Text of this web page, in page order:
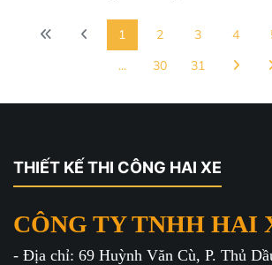
1 2 3 4
...
30 31
THIẾT KẾ THI CÔNG HAI XE
CÔNG TY TNHH HAI
- Địa chỉ: 69 Huỳnh Văn Cù, P. Thủ